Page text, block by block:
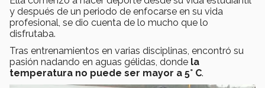
y después de un periodo de enfocarse en su vida
profesional, se dio cuenta de lo mucho que lo
disfrutaba.
Tras entrenamientos en varias disciplinas, encontró su
pasión nadando en aguas gélidas, donde la
temperatura no puede ser mayor a 5° C.